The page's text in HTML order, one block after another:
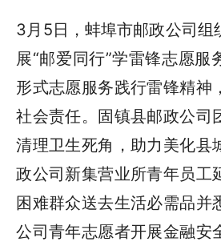
3月5日，蚌埠市邮政公司组
展“邮爱同行”学雷锋志愿服
形式志愿服务践行雷锋精神
社会责任。固镇县邮政公司
清理卫生死角，助力美化县
政公司新集营业所青年员工
困难群众送去生活必需品并
公司青年志愿者开展金融安